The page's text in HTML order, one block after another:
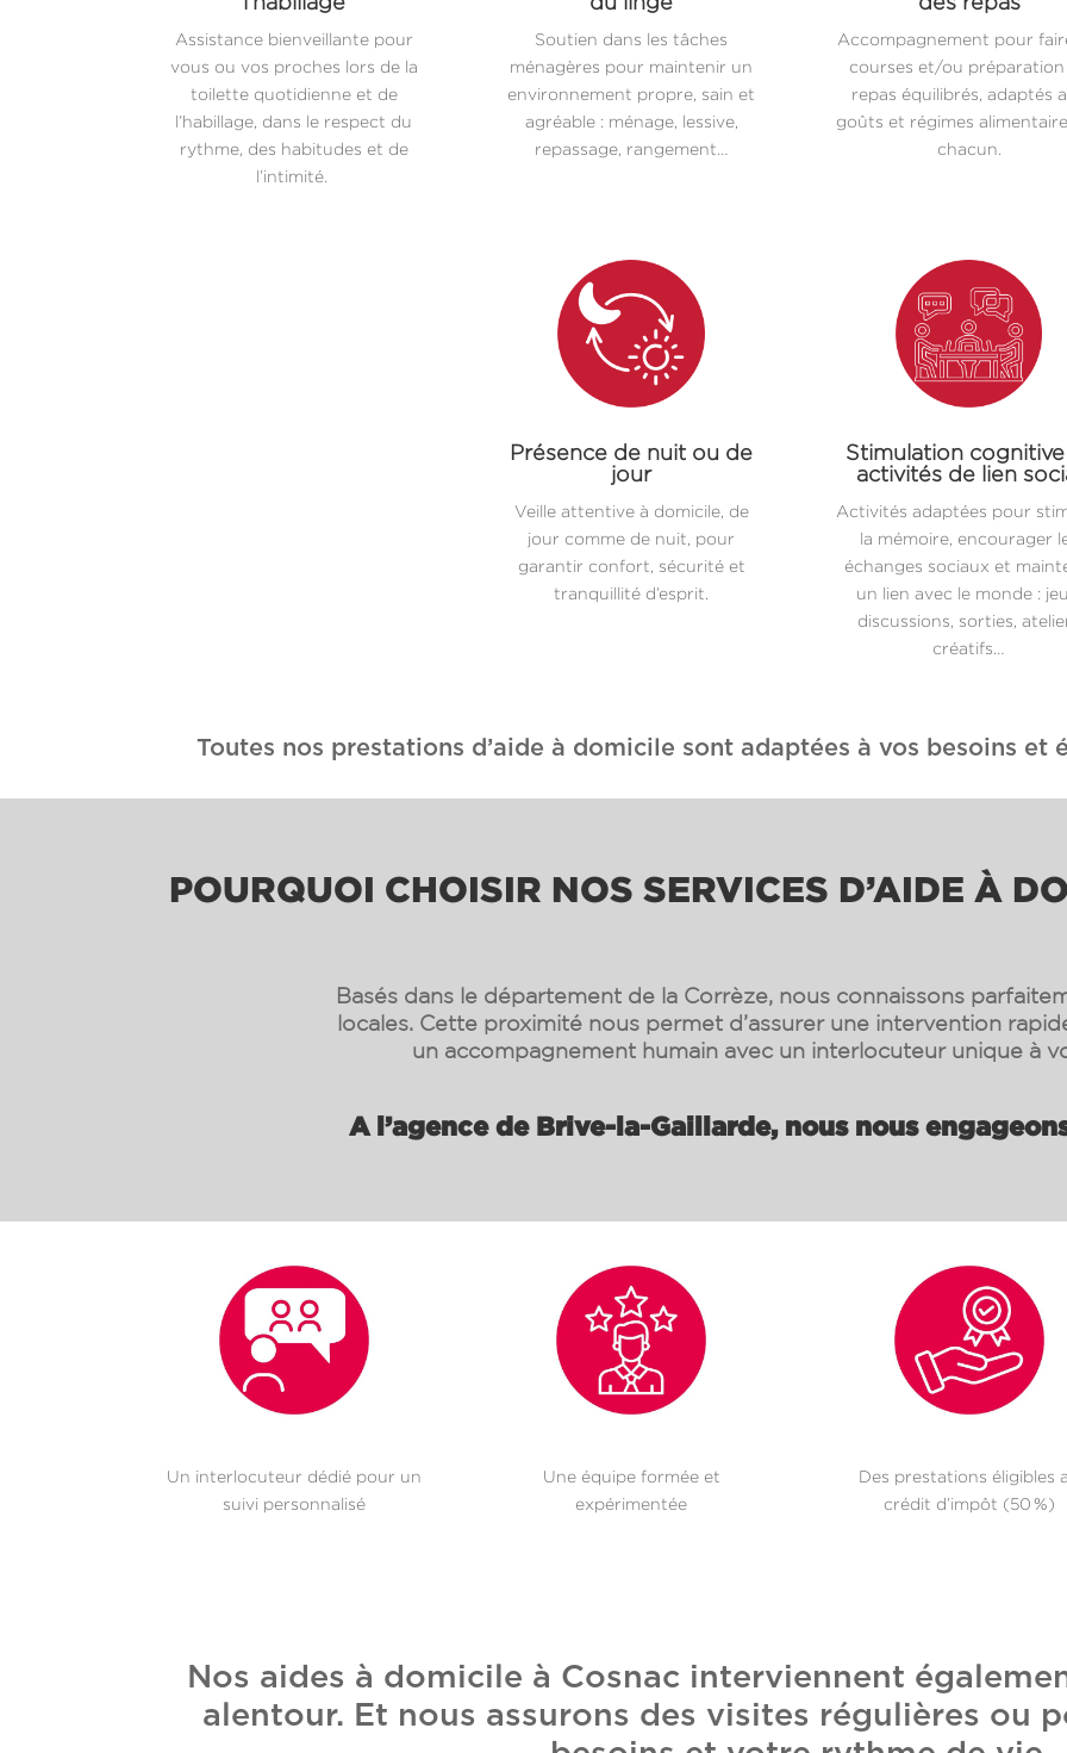
Assistance bienveillante pour
vous ou vos proches lors de la
toilette quotidienne et de
l’habillage, dans le respect du
rythme, des habitudes et de
l’intimité.
Soutien dans les tâches
ménagères pour maintenir un
environnement propre, sain et
agréable : ménage, lessive,
repassage, rangement…
Accompagnement pour
courses et/ou préparation
repas équilibrés, adaptés
goûts et régimes
chacun.
Présence de nuit ou de
jour
Veille attentive à domicile, de
jour comme de nuit, pour
garantir confort, sécurité et
tranquillité d’esprit.
Stimulation
activités de lien
Activités adaptées pour
la mémoire, encourager
échanges sociaux et
un lien avec le monde :
discussions, sorties,
créatifs…
Toutes nos prestations d’aide à domicile sont adaptées à vos besoins et
POURQUOI CHOISIR NOS SERVICES D’AIDE À
Basés dans le département de la Corrèze, nous connaissons
locales. Cette proximité nous permet d’assurer une intervention
un accompagnement humain avec un interlocuteur unique à
A l’agence de Brive-la-Gaillarde, nous nous
Un interlocuteur dédié pour un
suivi personnalisé
Une équipe formée et
expérimentée
Des prestations éligibles
crédit d’impôt (50 %)
Nos aides à domicile à Cosnac interviennent
alentour. Et nous assurons des visites régulières ou